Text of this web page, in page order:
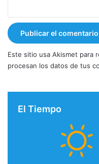
Este sitio usa Akismet para
procesan los datos de tus
El Tiempo